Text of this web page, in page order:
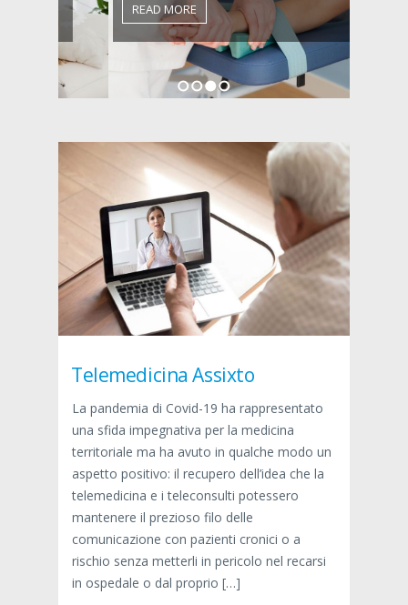
READ MORE
1 2 3 4
Telemedicina Assixto
La pandemia di Covid-19 ha rappresentato
una sfida impegnativa per la medicina
territoriale ma ha avuto in qualche modo un
aspetto positivo: il recupero dell’idea che la
telemedicina e i teleconsulti potessero
mantenere il prezioso filo delle
comunicazione con pazienti cronici o a
rischio senza metterli in pericolo nel recarsi
in ospedale o dal proprio […]